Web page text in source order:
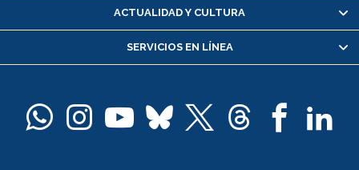
Servicio médico y dental
Pago de arancel y crédito alumnos
Docentes
ACTUALIDAD Y CULTURA
SERVICIOS EN LÍNEA